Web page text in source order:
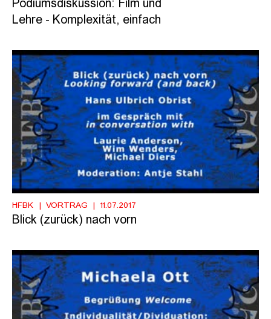
Podiumsdiskussion: Film und
Lehre - Komplexität, einfach
HFBK VORTRAG 11.07.2017
Blick (zurück) nach vorn